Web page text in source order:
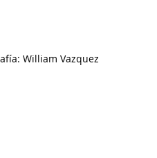
William Vazquez